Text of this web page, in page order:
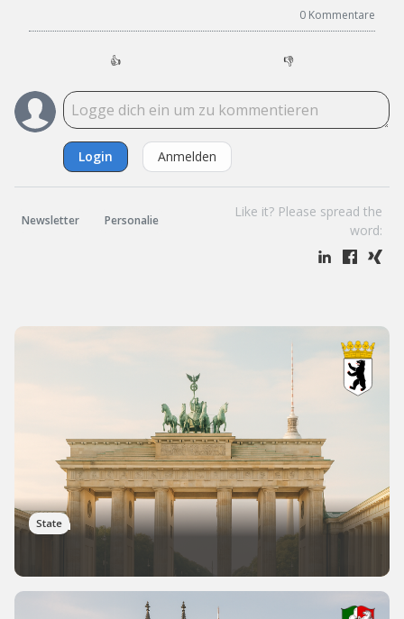
0 Kommentare
👍 👎
Login Anmelden
Newsletter Personalie
Like it? Please spread the
word:
State
Berlin